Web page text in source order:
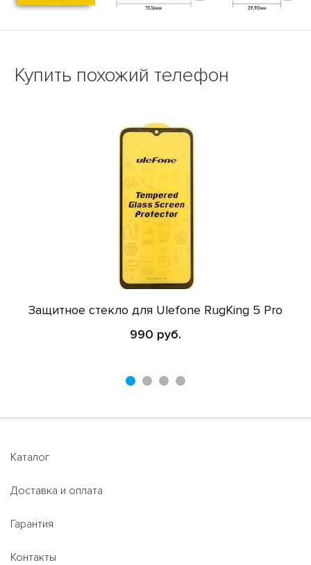
Купить похожий телефон
Защитное стекло для Ulefone RugKing 5 Pro
990 руб.
Каталог
Доставка и оплата
Гарантия
Контакты